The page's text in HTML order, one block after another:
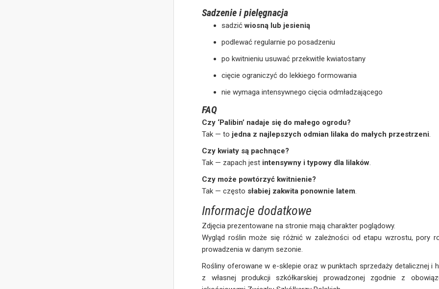
Sadzenie i pielęgnacja
sadzićwiosną lub jesienią
podlewać regularnie po posadzeniu
po kwitnieniu usuwać przekwitłe kwiatostany
cięcie ograniczyć do lekkiego formowania
nie wymaga intensywnego cięcia odmładzającego
FAQ
Czy ‘Palibin’ nadaje się do małego ogrodu?
Tak — to jedna z najlepszych odmian lilaka do małych przestrzeni
Czy kwiaty są pachnące?
Tak — zapach jest intensywny i typowy dla lilaków
Czy może powtórzyć kwitnienie?
Tak — często słabiej zakwita ponownie latem
Informacje dodatkowe
Zdjęcia prezentowane na stronie mają charakter poglądowy.
Wygląd roślin może się różnić w zależności od etapu wzrostu, pory
prowadzenia w danym sezonie.
Rośliny oferowane w e-sklepie oraz w punktach sprzedaży detalicznej i
z własnej produkcji szkółkarskiej prowadzonej zgodnie z